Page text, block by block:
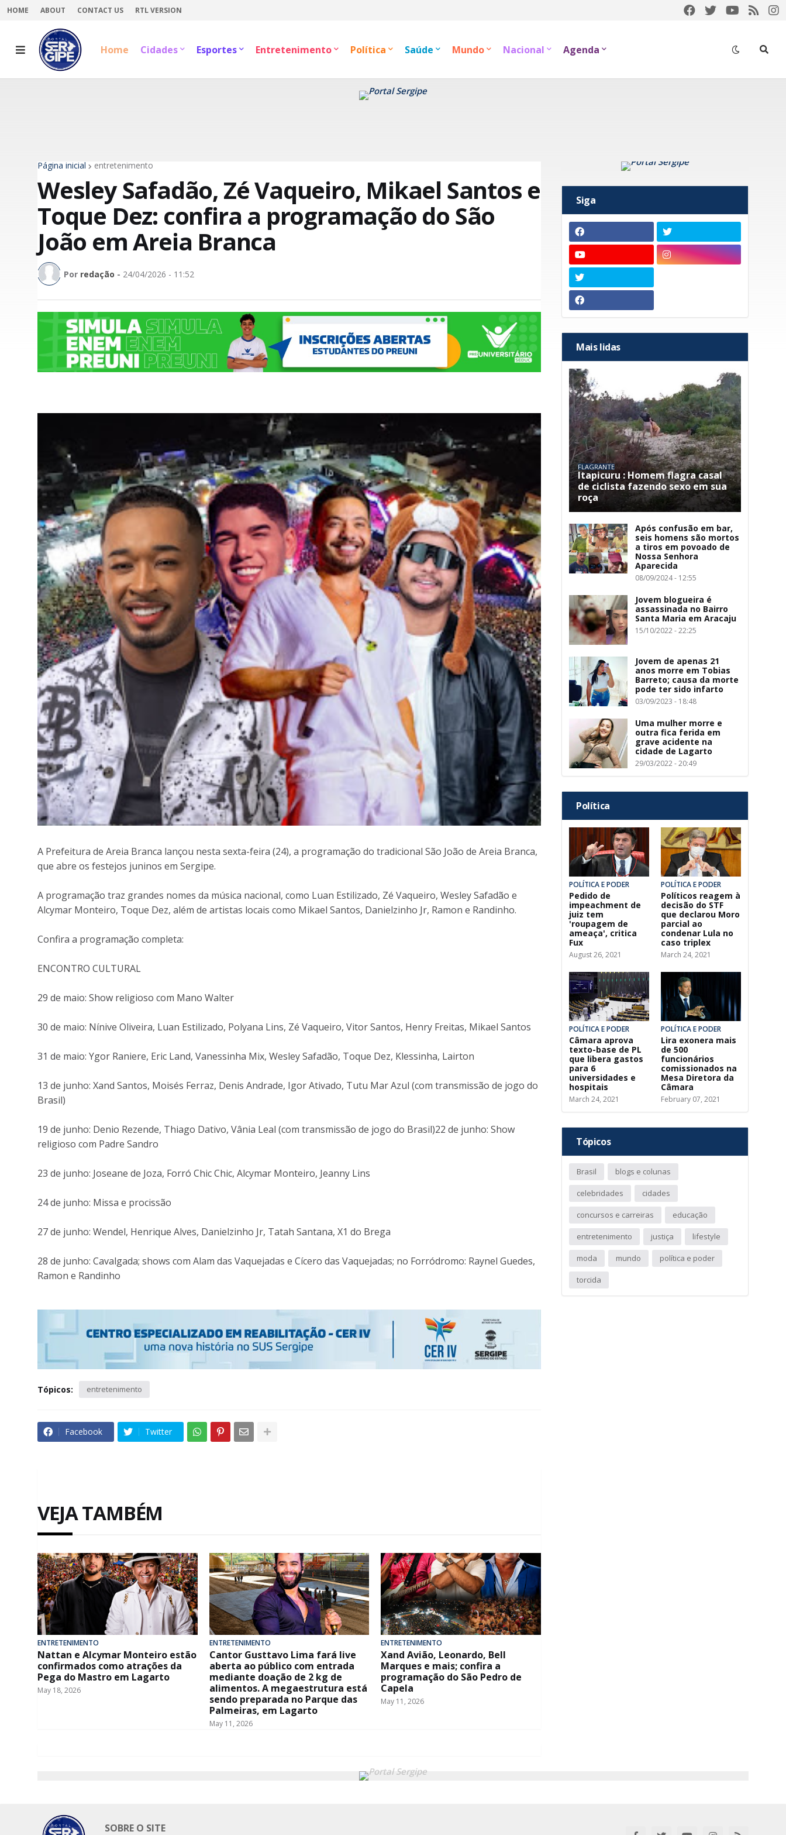
HOME ABOUT CONTACT US RTL VERSION
Home Cidades Esportes Entretenimento Política Saúde Mundo Nacional Agenda
Página inicial entretenimento
Wesley Safadão, Zé Vaqueiro, Mikael Santos e
Toque Dez: confira a programação do São
João em Areia Branca
Por redação - 24/04/2026 - 11:52
A Prefeitura de Areia Branca lançou nesta sexta-feira (24), a programação do tradicional São João de Areia Branca,
que abre os festejos juninos em Sergipe.
A programação traz grandes nomes da música nacional, como Luan Estilizado, Zé Vaqueiro, Wesley Safadão e
Alcymar Monteiro, Toque Dez, além de artistas locais como Mikael Santos, Danielzinho Jr, Ramon e Randinho.
Confira a programação completa:
ENCONTRO CULTURAL
29 de maio: Show religioso com Mano Walter
30 de maio: Nínive Oliveira, Luan Estilizado, Polyana Lins, Zé Vaqueiro, Vitor Santos, Henry Freitas, Mikael Santos
31 de maio: Ygor Raniere, Eric Land, Vanessinha Mix, Wesley Safadão, Toque Dez, Klessinha, Lairton
13 de junho: Xand Santos, Moisés Ferraz, Denis Andrade, Igor Ativado, Tutu Mar Azul (com transmissão de jogo do
Brasil)
19 de junho: Denio Rezende, Thiago Dativo, Vânia Leal (com transmissão de jogo do Brasil)22 de junho: Show
religioso com Padre Sandro
23 de junho: Joseane de Joza, Forró Chic Chic, Alcymar Monteiro, Jeanny Lins
24 de junho: Missa e procissão
27 de junho: Wendel, Henrique Alves, Danielzinho Jr, Tatah Santana, X1 do Brega
28 de junho: Cavalgada; shows com Alam das Vaquejadas e Cícero das Vaquejadas; no Forródromo: Raynel Guedes,
Ramon e Randinho
Tópicos: entretenimento
Facebook Twitter
VEJA TAMBÉM
ENTRETENIMENTO
Nattan e Alcymar Monteiro estão
confirmados como atrações da
Pega do Mastro em Lagarto
May 18, 2026
ENTRETENIMENTO
Cantor Gusttavo Lima fará live
aberta ao público com entrada
mediante doação de 2 kg de
alimentos. A megaestrutura está
sendo preparada no Parque das
Palmeiras, em Lagarto
May 11, 2026
ENTRETENIMENTO
Xand Avião, Leonardo, Bell
Marques e mais; confira a
programação do São Pedro de
Capela
May 11, 2026
Siga
Mais lidas
FLAGRANTE
Itapicuru : Homem flagra casal
de ciclista fazendo sexo em sua
roça
Após confusão em bar,
seis homens são mortos
a tiros em povoado de
Nossa Senhora
Aparecida
08/09/2024 - 12:55
Jovem blogueira é
assassinada no Bairro
Santa Maria em Aracaju
15/10/2022 - 22:25
Jovem de apenas 21
anos morre em Tobias
Barreto; causa da morte
pode ter sido infarto
03/09/2023 - 18:48
Uma mulher morre e
outra fica ferida em
grave acidente na
cidade de Lagarto
29/03/2022 - 20:49
Política
POLÍTICA E PODER
Pedido de
impeachment de
juiz tem
'roupagem de
ameaça', critica
Fux
August 26, 2021
POLÍTICA E PODER
Políticos reagem à
decisão do STF
que declarou Moro
parcial ao
condenar Lula no
caso triplex
March 24, 2021
POLÍTICA E PODER
Câmara aprova
texto-base de PL
que libera gastos
para 6
universidades e
hospitais
March 24, 2021
POLÍTICA E PODER
Lira exonera mais
de 500
funcionários
comissionados na
Mesa Diretora da
Câmara
February 07, 2021
Tópicos
Brasil blogs e colunas
celebridades cidades
concursos e carreiras educação
entretenimento justiça lifestyle
moda mundo política e poder
torcida
SOBRE O SITE